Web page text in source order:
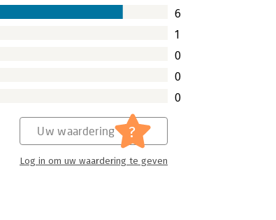
6
1
0
0
0
Uw waardering ?
Log in om uw waardering te geven